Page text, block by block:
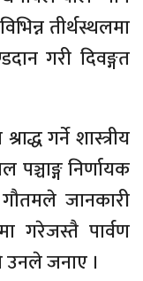
तीर्थस्थलमा
गरी दिवङ्गत
गर्ने शास्त्रीय
पञ्चाङ्ग निर्णायक
गौतमले जानकारी
गरेजस्तै पार्वण
उनले जनाए ।